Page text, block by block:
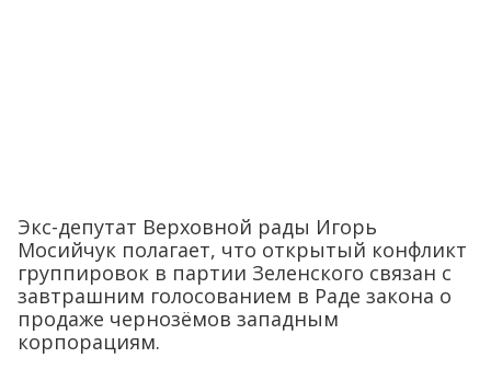
Экс-депутат Верховной рады Игорь
Мосийчук полагает, что открытый конфликт
группировок в партии Зеленского связан с
завтрашним голосованием в Раде закона о
продаже чернозёмов западным
корпорациям.